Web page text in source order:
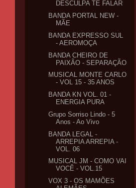
DESCULPA TE FALAR
BANDA PORTAL NEW -
MÃE
BANDA EXPRESSO SUL
- AEROMOÇA
BANDA CHEIRO DE
PAIXÃO - SEPARAÇÃO
MUSICAL MONTE CARLO
- VOL 15 - 35 ANOS
BANDA KN VOL. 01 -
ENERGIA PURA
Grupo Sorriso Lindo - 5
Anos - Ao Vivo
BANDA LEGAL -
ARREPIA ARREPIA -
VOL. 06
MUSICAL JM - COMO VAI
VOCÊ - VOL.15
VOX 3 - OS MAMÕES